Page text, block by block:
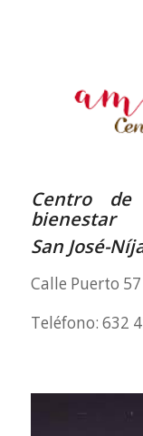
Centro
bienestar
San José-
Calle Puerto 57
Teléfono: 632